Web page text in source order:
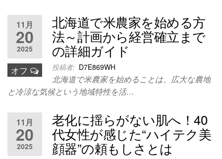
11月
20
2025
オフ
北海道で米農家を始める方
法～計画から経営確立まで
の詳細ガイド
投稿者: D7E869WH
北海道で米農家を始めることは、広大な農地
と冷涼な気候という地域特性を活…
11月
20
2025
老化に揺らがない肌へ！40
代女性が感じた“ハイテク美
顔器”の頼もしさとは